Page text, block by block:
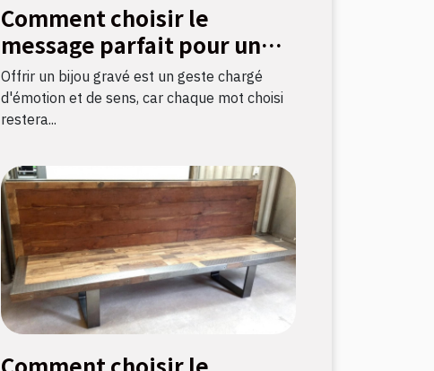
Comment choisir le
message parfait pour un
bijou gravé ?
Offrir un bijou gravé est un geste chargé
d'émotion et de sens, car chaque mot choisi
restera...